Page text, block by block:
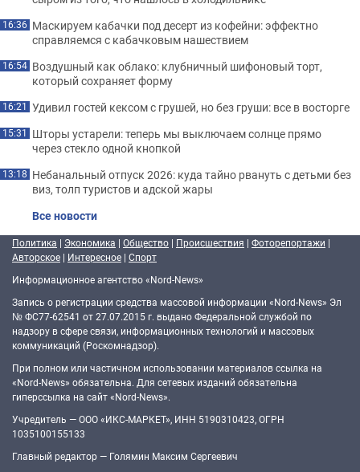
16:36 Маскируем кабачки под десерт из кофейни: эффектно
справляемся с кабачковым нашествием
16:54 Воздушный как облако: клубничный шифоновый торт,
который сохраняет форму
16:21 Удивил гостей кексом с грушей, но без груши: все в восторге
15:31 Шторы устарели: теперь мы выключаем солнце прямо
через стекло одной кнопкой
13:18 Небанальный отпуск 2026: куда тайно рвануть с детьми без
виз, толп туристов и адской жары
Все новости
Политика | Экономика | Общество | Происшествия | Фоторепортажи |
Авторское | Интересное | Спорт
Информационное агентство «Nord-News»
Запись о регистрации средства массовой информации «Nord-News» Эл
№ ФС77-62541 от 27.07.2015 г. выдано Федеральной службой по
надзору в сфере связи, информационных технологий и массовых
коммуникаций (Роскомнадзор).
При полном или частичном использовании материалов ссылка на
«Nord-News» обязательна. Для сетевых изданий обязательна
гиперссылка на сайт «Nord-News».
Учредитель — ООО «ИКС-МАРКЕТ», ИНН 5190310423, ОГРН
1035100155133
Главный редактор — Голямин Максим Сергеевич